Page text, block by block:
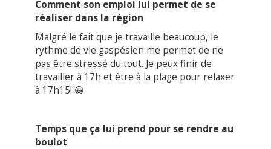
Comment son emploi lui permet de se
réaliser dans la région
Malgré le fait que je travaille beaucoup, le
rythme de vie gaspésien me permet de ne
pas être stressé du tout. Je peux finir de
travailler à 17h et être à la plage pour relaxer
à 17h15! 😀
Temps que ça lui prend pour se rendre au
boulot